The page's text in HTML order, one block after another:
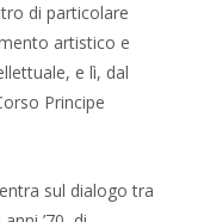
di particolare
artistico e
e lì, dal
Principe
sul dialogo tra